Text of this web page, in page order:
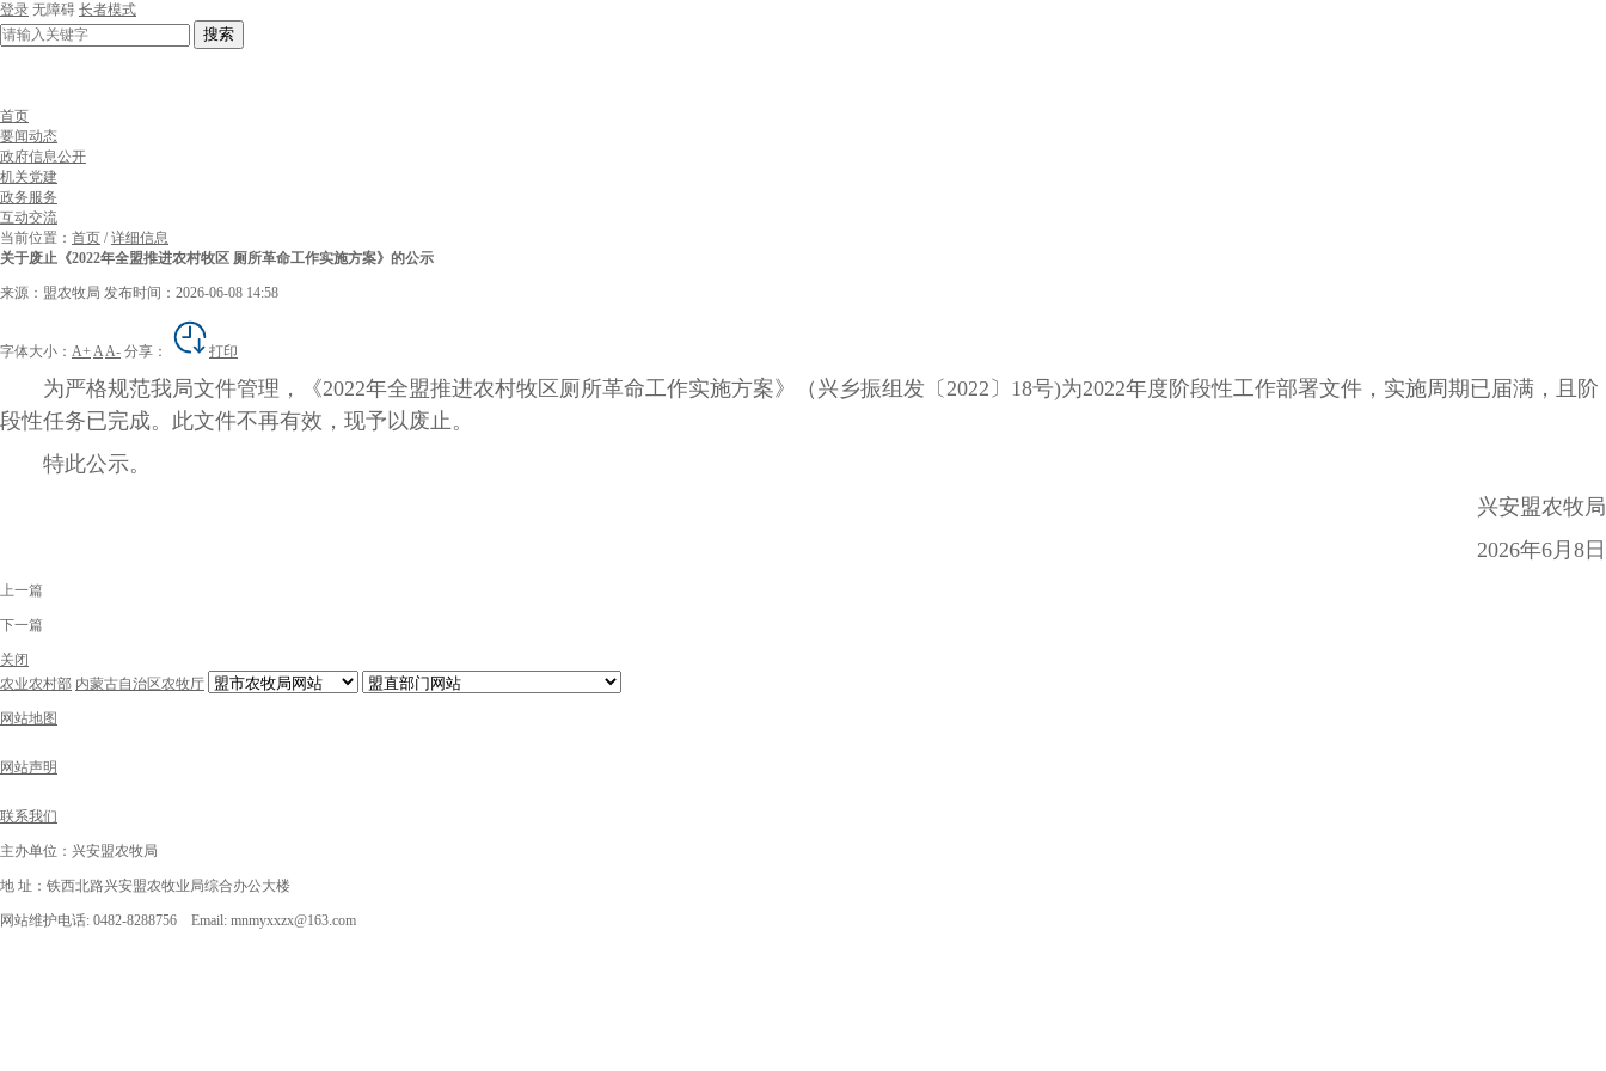
登录 无障碍 长者模式
搜索
首页
要闻动态
政府信息公开
机关党建
政务服务
互动交流
当前位置： 首页 /详细信息
关于废止《2022年全盟推进农村牧区 厕所革命工作实施方案》的公示
来源：盟农牧局 发布时间：2026-06-08 14:58
字体大小： A+ AA- 分享： 打印
为严格规范我局文件管理，《2022年全盟推进农村牧区厕所革命工作实施方案》（兴乡振组发〔2022〕18号)为2022年度阶段性工作部署文件，实施周期已届满，且阶
段性任务已完成。此文件不再有效，现予以废止。
特此公示。
兴安盟农牧局
2026年6月8日
上一篇
下一篇
关闭
农业农村部 内蒙古自治区农牧厅
网站地图
网站声明
联系我们
主办单位：兴安盟农牧局
地 址：铁西北路兴安盟农牧业局综合办公大楼
网站维护电话: 0482-8288756 Email: mnmyxxzx@163.com